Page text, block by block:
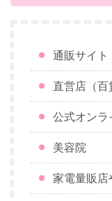
通販サイト
直営店（百
公式オンラ
美容院
家電量販